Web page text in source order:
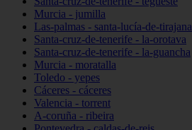
Murcia - jumilla
Las-palmas - santa-lucía-de-tirajana
Santa-cruz-de-tenerife - la-orotava
Santa-cruz-de-tenerife - la-guancha
Murcia - moratalla
Toledo - yepes
Cáceres - cáceres
Valencia - torrent
A-coruña - ribeira